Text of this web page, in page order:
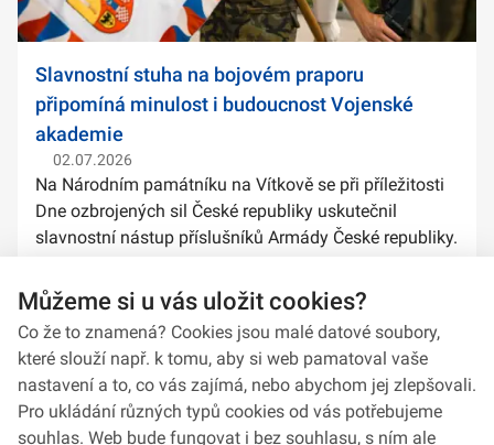
Slavnostní stuha na bojovém praporu
připomíná minulost i budoucnost Vojenské
akademie
02.07.2026
Na Národním památníku na Vítkově se při příležitosti
Dne ozbrojených sil České republiky uskutečnil
slavnostní nástup příslušníků Armády České republiky.
stuh na bojové prapory vybranýc...
Můžeme si u vás uložit cookies?
Co že to znamená? Cookies jsou malé datové soubory,
které slouží např. k tomu, aby si web pamatoval vaše
nastavení a to, co vás zajímá, nebo abychom jej zlepšovali.
Pro ukládání různých typů cookies od vás potřebujeme
souhlas. Web bude fungovat i bez souhlasu, s ním ale